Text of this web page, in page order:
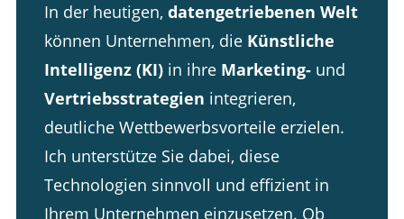
In der heutigen, datengetriebenen Welt
können Unternehmen, die Künstliche
Intelligenz (KI)in ihre Marketing-und
Vertriebsstrategien integrieren,
deutliche Wettbewerbsvorteile erzielen.
Ich unterstütze Sie dabei, diese
Technologien sinnvoll und effizient in
Ihrem Unternehmen einzusetzen. Ob